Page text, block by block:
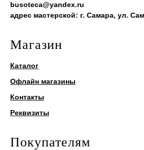
busoteca@yandex.ru
адрес мастерской: г. Самара, ул.
Магазин
Каталог
Офлайн магазины
Контакты
Реквизиты
Покупателям